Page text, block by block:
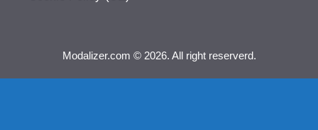
Modalizer.com © 2026. All right reserverd.